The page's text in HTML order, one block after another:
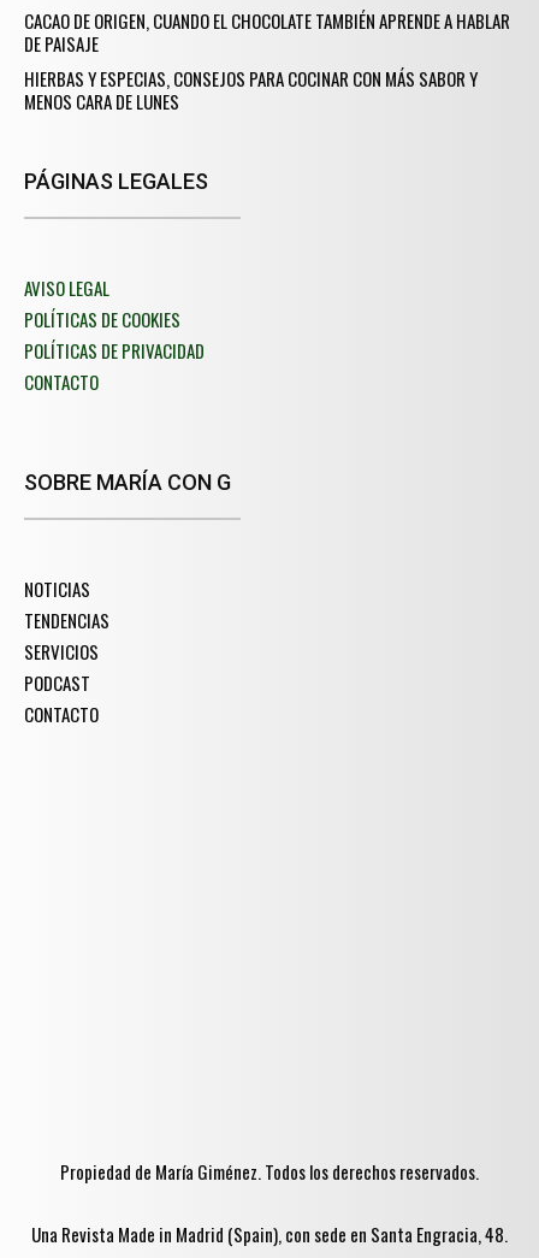
CACAO DE ORIGEN, CUANDO EL CHOCOLATE TAMBIÉN APRENDE A HABLAR
DE PAISAJE
HIERBAS Y ESPECIAS, CONSEJOS PARA COCINAR CON MÁS SABOR Y
MENOS CARA DE LUNES
PÁGINAS LEGALES
AVISO LEGAL
POLÍTICAS DE COOKIES
POLÍTICAS DE PRIVACIDAD
CONTACTO
SOBRE MARÍA CON G
NOTICIAS
TENDENCIAS
SERVICIOS
PODCAST
CONTACTO
Propiedad de María Giménez. Todos los derechos reservados.
Una Revista Made in Madrid (Spain), con sede en Santa Engracia, 48.